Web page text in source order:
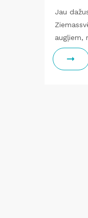
Jau
augļiem,